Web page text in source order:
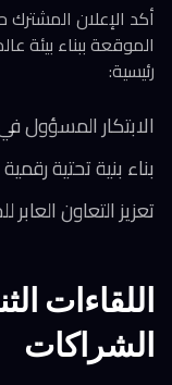
أكد الإعلان
الموقعة ببناء بيئة
رئيسية:
الابتكار المسؤول
بناء بنية تحتية
تعزيز التعاون
اللقاءات
الشراكات